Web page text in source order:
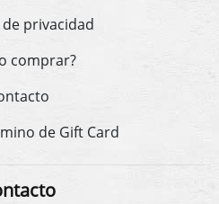
privacidad
comprar?
de Gift Card